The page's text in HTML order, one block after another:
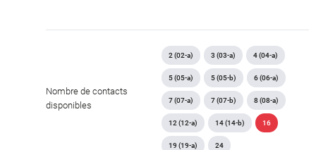
Nombre de contacts
disponibles
2 (02-a) 3 (03-a) 4 (04-a)
5 (05-a) 5 (05-b) 6 (06-a)
7 (07-a) 7 (07-b) 8 (08-a)
12 (12-a) 14 (14-b) 16
19 (19-a) 24